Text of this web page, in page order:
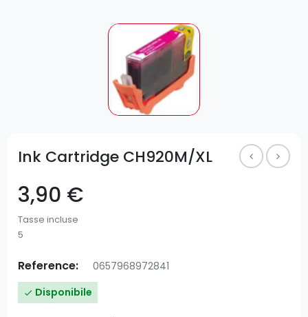
Ink Cartridge CH920M/XL
3,90 €
Tasse incluse
5
Reference: 0657968972841
 Disponibile